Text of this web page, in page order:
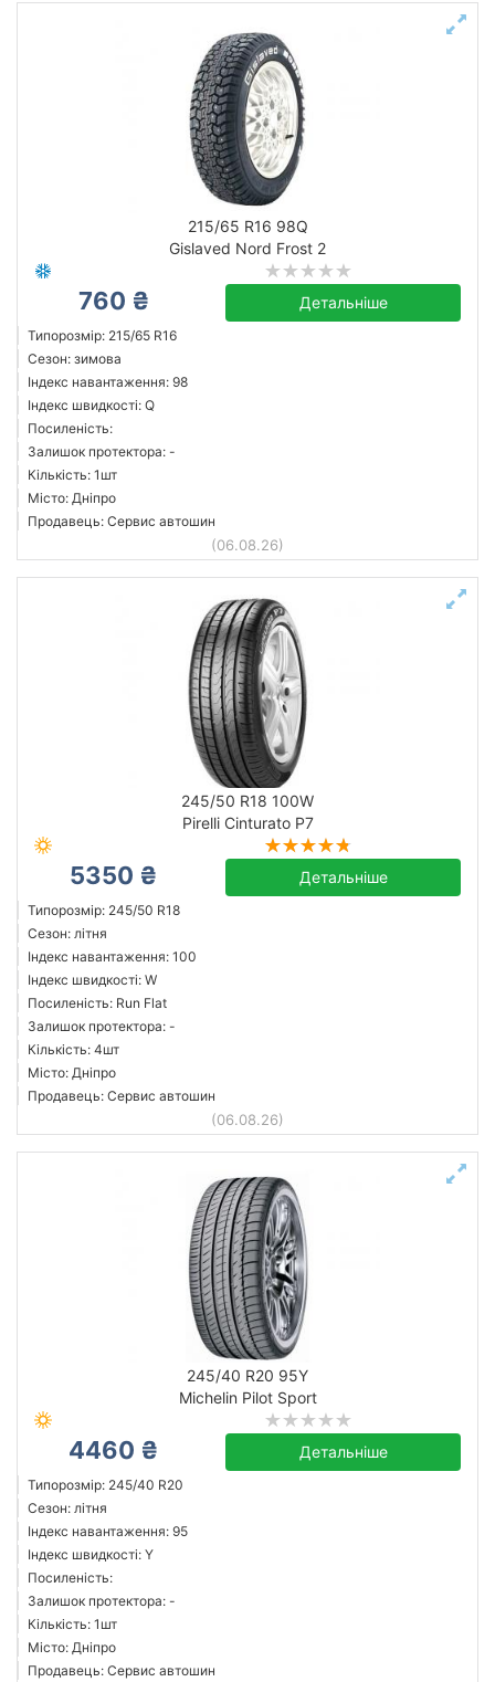
215/65 R16 98Q
Gislaved Nord Frost 2
760 ₴ Детальніше
Типорозмір: 215/65 R16
Сезон: зимова
Індекс навантаження: 98
Індекс швидкості: Q
Посиленість:
Залишок протектора: -
Кількість: 1шт
Місто: Дніпро
Продавець: Сервис автошин
(06.08.26)
245/50 R18 100W
Pirelli Cinturato P7
5350 ₴ Детальніше
Типорозмір: 245/50 R18
Сезон: літня
Індекс навантаження: 100
Індекс швидкості: W
Посиленість: Run Flat
Залишок протектора: -
Кількість: 4шт
Місто: Дніпро
Продавець: Сервис автошин
(06.08.26)
245/40 R20 95Y
Michelin Pilot Sport
4460 ₴ Детальніше
Типорозмір: 245/40 R20
Сезон: літня
Індекс навантаження: 95
Індекс швидкості: Y
Посиленість:
Залишок протектора: -
Кількість: 1шт
Місто: Дніпро
Продавець: Сервис автошин